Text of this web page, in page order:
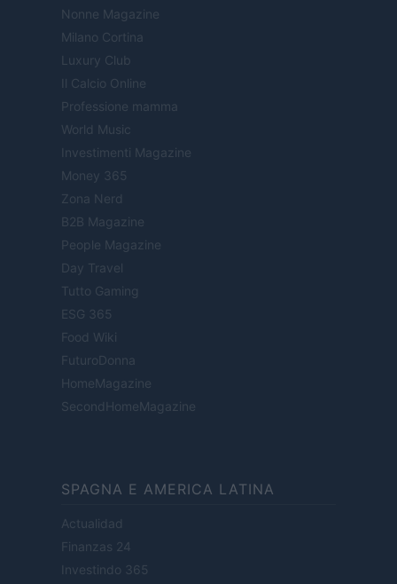
Nonne Magazine
Milano Cortina
Luxury Club
Il Calcio Online
Professione mamma
World Music
Investimenti Magazine
Money 365
Zona Nerd
B2B Magazine
People Magazine
Day Travel
Tutto Gaming
ESG 365
Food Wiki
FuturoDonna
HomeMagazine
SecondHomeMagazine
SPAGNA E AMERICA LATINA
Actualidad
Finanzas 24
Investindo 365